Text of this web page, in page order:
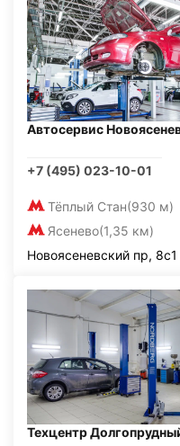
Автосервис
+7 (495) 023-10-01
Тёплый Стан(930 м)
Ясенево(1,35 км)
Новоясеневский пр, 8с1
Техцентр